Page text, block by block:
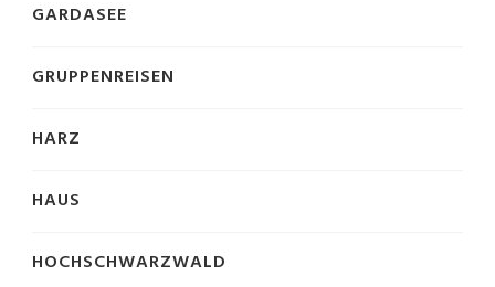
GARDASEE
GRUPPENREISEN
HARZ
HAUS
HOCHSCHWARZWALD